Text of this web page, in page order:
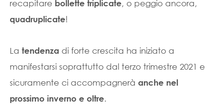
recapitare bollette triplicate, o peggio ancora,
quadruplicate!
La tendenza di forte crescita ha iniziato a
manifestarsi soprattutto dal terzo trimestre 2021 e
sicuramente ci accompagnerà anche nel
prossimo inverno e oltre.